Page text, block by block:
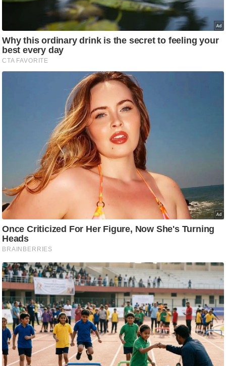
प
र
स
मी
भु
म
हि
मा
/
ध
र्म
स्थ
ल
व्र
त
त्यो
हा